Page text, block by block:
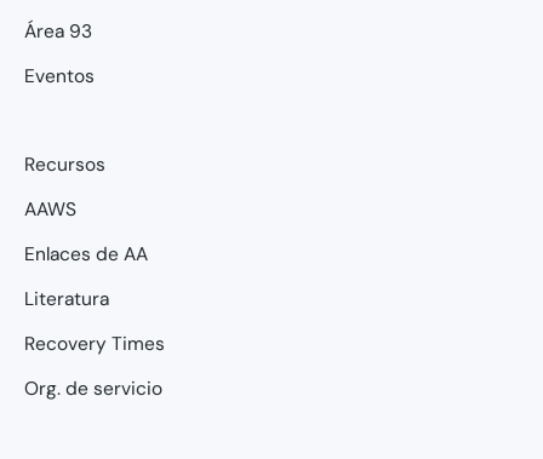
Área 93
Eventos
Recursos
AAWS
Enlaces de AA
Literatura
Recovery Times
Org. de servicio